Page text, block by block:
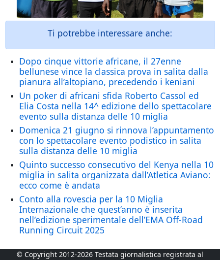
Ti potrebbe interessare anche:
Dopo cinque vittorie africane, il 27enne
bellunese vince la classica prova in salita dalla
pianura all’altopiano, precedendo i keniani
Un poker di africani sfida Roberto Cassol ed
Elia Costa nella 14^ edizione dello spettacolare
evento sulla distanza delle 10 miglia
Domenica 21 giugno si rinnova l’appuntamento
con lo spettacolare evento podistico in salita
sulla distanza delle 10 miglia
Quinto successo consecutivo del Kenya nella 10
miglia in salita organizzata dall’Atletica Aviano:
ecco come è andata
Conto alla rovescia per la 10 Miglia
Internazionale che quest’anno è inserita
nell’edizione sperimentale dell’EMA Off-Road
Running Circuit 2025
© Copyright 2012-2026 Testata giornalistica registrata al